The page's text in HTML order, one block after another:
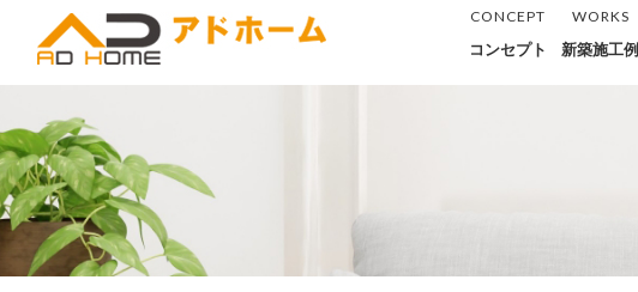
CONCEPT
コンセプト
WORKS
新築施工例